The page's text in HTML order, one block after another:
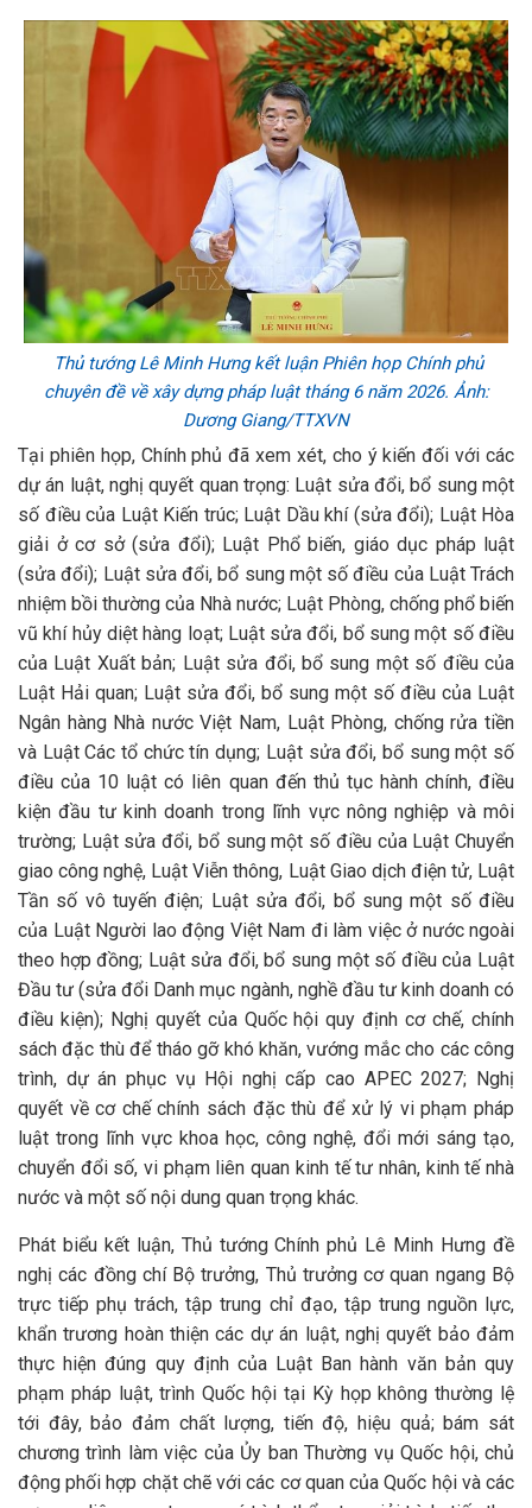
Thủ tướng Lê Minh Hưng kết luận Phiên họp Chính phủ
chuyên đề về xây dựng pháp luật tháng 6 năm 2026. Ảnh:
Dương Giang/TTXVN
Tại phiên họp, Chính phủ đã xem xét, cho ý kiến đối với các
dự án luật, nghị quyết quan trọng: Luật sửa đổi, bổ sung một
số điều của Luật Kiến trúc; Luật Dầu khí (sửa đổi); Luật Hòa
giải ở cơ sở (sửa đổi); Luật Phổ biến, giáo dục pháp luật
(sửa đổi); Luật sửa đổi, bổ sung một số điều của Luật Trách
nhiệm bồi thường của Nhà nước; Luật Phòng, chống phổ biến
vũ khí hủy diệt hàng loạt; Luật sửa đổi, bổ sung một số điều
của Luật Xuất bản; Luật sửa đổi, bổ sung một số điều của
Luật Hải quan; Luật sửa đổi, bổ sung một số điều của Luật
Ngân hàng Nhà nước Việt Nam, Luật Phòng, chống rửa tiền
và Luật Các tổ chức tín dụng; Luật sửa đổi, bổ sung một số
điều của 10 luật có liên quan đến thủ tục hành chính, điều
kiện đầu tư kinh doanh trong lĩnh vực nông nghiệp và môi
trường; Luật sửa đổi, bổ sung một số điều của Luật Chuyển
giao công nghệ, Luật Viễn thông, Luật Giao dịch điện tử, Luật
Tần số vô tuyến điện; Luật sửa đổi, bổ sung một số điều
của Luật Người lao động Việt Nam đi làm việc ở nước ngoài
theo hợp đồng; Luật sửa đổi, bổ sung một số điều của Luật
Đầu tư (sửa đổi Danh mục ngành, nghề đầu tư kinh doanh có
điều kiện); Nghị quyết của Quốc hội quy định cơ chế, chính
sách đặc thù để tháo gỡ khó khăn, vướng mắc cho các công
trình, dự án phục vụ Hội nghị cấp cao APEC 2027; Nghị
quyết về cơ chế chính sách đặc thù để xử lý vi phạm pháp
luật trong lĩnh vực khoa học, công nghệ, đổi mới sáng tạo,
chuyển đổi số, vi phạm liên quan kinh tế tư nhân, kinh tế nhà
nước và một số nội dung quan trọng khác.
Phát biểu kết luận, Thủ tướng Chính phủ Lê Minh Hưng đề
nghị các đồng chí Bộ trưởng, Thủ trưởng cơ quan ngang Bộ
trực tiếp phụ trách, tập trung chỉ đạo, tập trung nguồn lực,
khẩn trương hoàn thiện các dự án luật, nghị quyết bảo đảm
thực hiện đúng quy định của Luật Ban hành văn bản quy
phạm pháp luật, trình Quốc hội tại Kỳ họp không thường lệ
tới đây, bảo đảm chất lượng, tiến độ, hiệu quả; bám sát
chương trình làm việc của Ủy ban Thường vụ Quốc hội, chủ
động phối hợp chặt chẽ với các cơ quan của Quốc hội và các